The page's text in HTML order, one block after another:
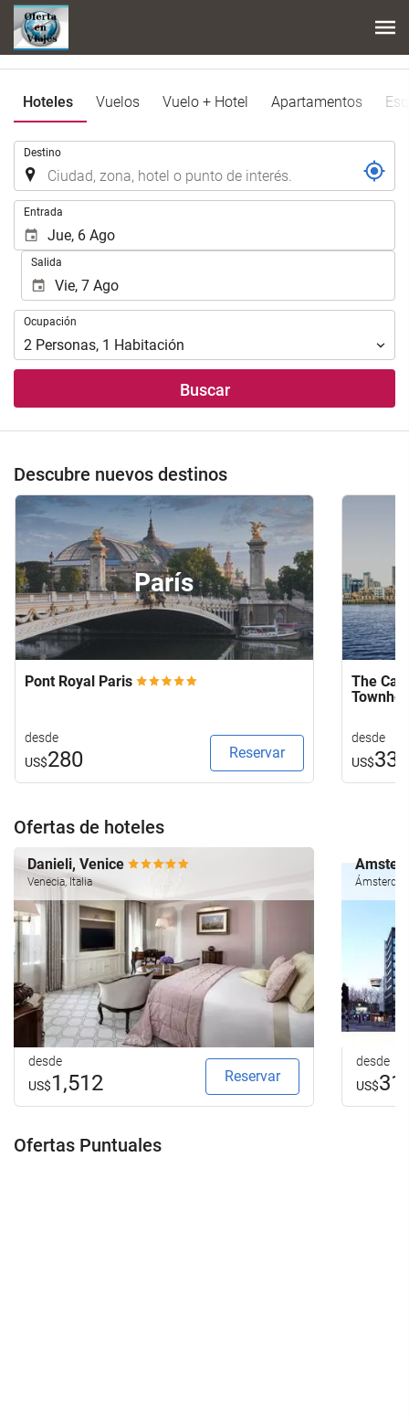
Hoteles Vuelos Vuelo + Hotel Apartamentos
Destino
Entrada
Salida
Ocupación
Ocupación
2 Personas, 1 Habitación
Buscar
Descubre nuevos destinos
París
Pont Royal Paris
desde
US$280 Reservar
The
desde
US$332
Ofertas de hoteles
Danieli, Venice
Venecia, Italia
desde
US$1,512 Reservar
desde
US$
Ofertas Puntuales